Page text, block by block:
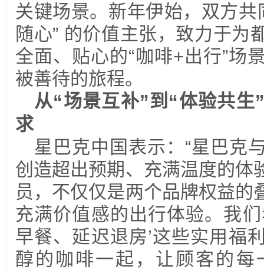
关键场景。新年伊始，双方
随心” 的价值主张，致力于为
全面、贴心的“咖啡+出行”场
被善待的旅程。
从“场景互补”到“体验共生
求
星巴克中国表示：“星巴克
创造超出预期、充满温度的体
员，不仅仅是两个品牌权益的
充满价值感的出行体验。我
早餐、延迟退房’这些实用福
醇的咖啡一起，让顾客的